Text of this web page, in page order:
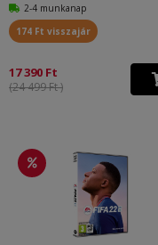
2-4 munkanap
174 Ft visszajár
17 390 Ft
(24 499 Ft )